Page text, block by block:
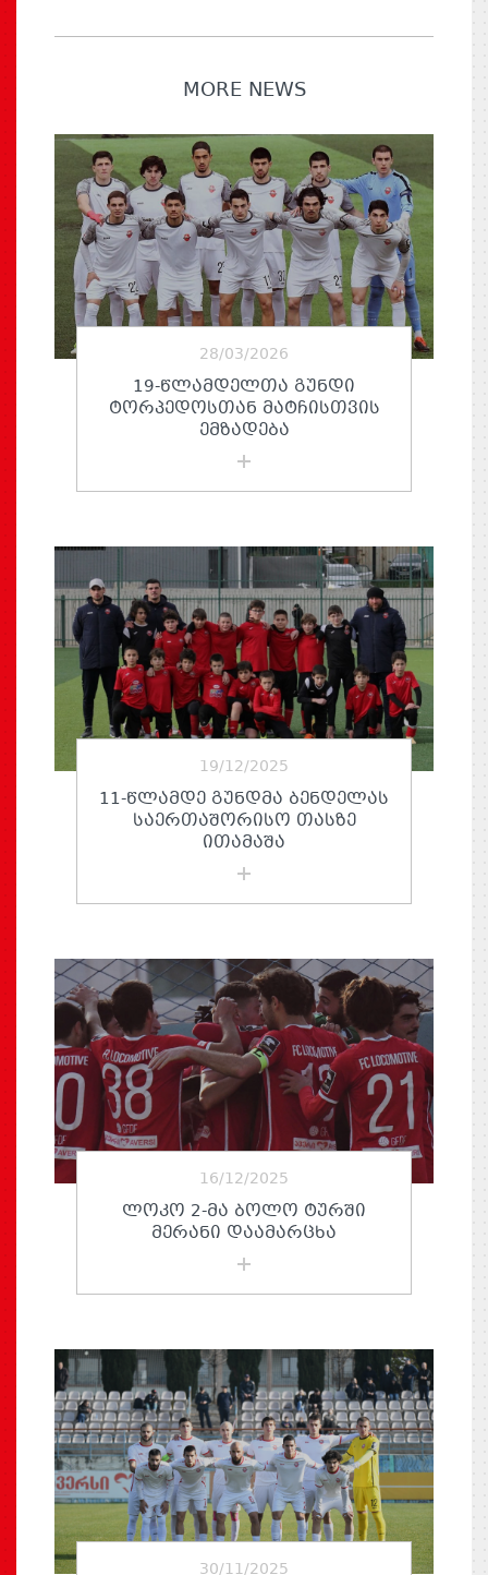
MORE NEWS
28/03/2026
19-ᲬᲚᲐᲛᲓᲔᲚᲗᲐ ᲒᲣᲜᲓᲘ
ᲢᲝᲠᲞᲔᲓᲝᲡᲗᲐᲜ ᲛᲐᲢᲩᲘᲡᲗᲕᲘᲡ
ᲔᲛᲖᲐᲓᲔᲑᲐ
19/12/2025
11-ᲬᲚᲐᲛᲓᲔ ᲒᲣᲜᲓᲛᲐ ᲑᲔᲜᲓᲔᲚᲐᲡ
ᲡᲐᲔᲠᲗᲐᲨᲝᲠᲘᲡᲝ ᲗᲐᲡᲖᲔ
ᲘᲗᲐᲛᲐᲨᲐ
16/12/2025
ᲚᲝᲙᲝ 2-ᲛᲐ ᲑᲝᲚᲝ ᲢᲣᲠᲨᲘ
ᲛᲔᲠᲐᲜᲘ ᲓᲐᲐᲛᲐᲠᲪᲮᲐ
30/11/2025